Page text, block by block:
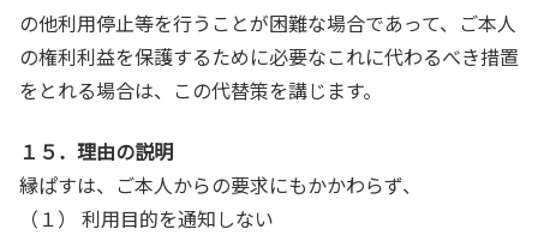
の他利用停止等を行うことが困難な場合であって、ご本人
の権利利益を保護するために必要なこれに代わるべき措置
をとれる場合は、この代替策を講じます。
１５．理由の説明
縁ぱすは、ご本人からの要求にもかかわらず、
（１） 利用目的を通知しない